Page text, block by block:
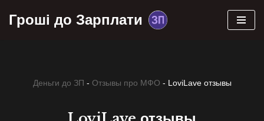
Гроші до Зарплати
Деньги до ЗП - Отзывы про МФО - LoviLave отзывы